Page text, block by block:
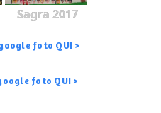
Sagra 2017
google foto QUI >
google foto QUI >